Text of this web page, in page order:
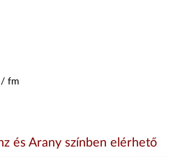
/ fm
és Arany színben elérhető